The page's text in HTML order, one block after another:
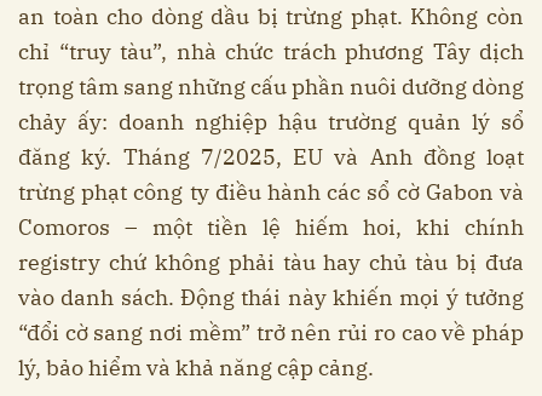
an toàn cho dòng dầu bị trừng phạt. Không còn
chỉ “truy tàu”, nhà chức trách phương Tây dịch
trọng tâm sang những cấu phần nuôi dưỡng dòng
chảy ấy: doanh nghiệp hậu trường quản lý sổ
đăng ký. Tháng 7/2025, EU và Anh đồng loạt
trừng phạt công ty điều hành các sổ cờ Gabon và
Comoros – một tiền lệ hiếm hoi, khi chính
registry chứ không phải tàu hay chủ tàu bị đưa
vào danh sách. Động thái này khiến mọi ý tưởng
“đổi cờ sang nơi mềm” trở nên rủi ro cao về pháp
lý, bảo hiểm và khả năng cập cảng.